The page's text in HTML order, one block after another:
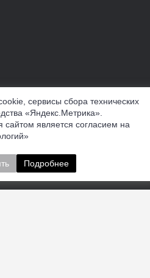
VERTUL
сервисы сбора технических
«Яндекс.Метрика».
является согласием на
Подробнее